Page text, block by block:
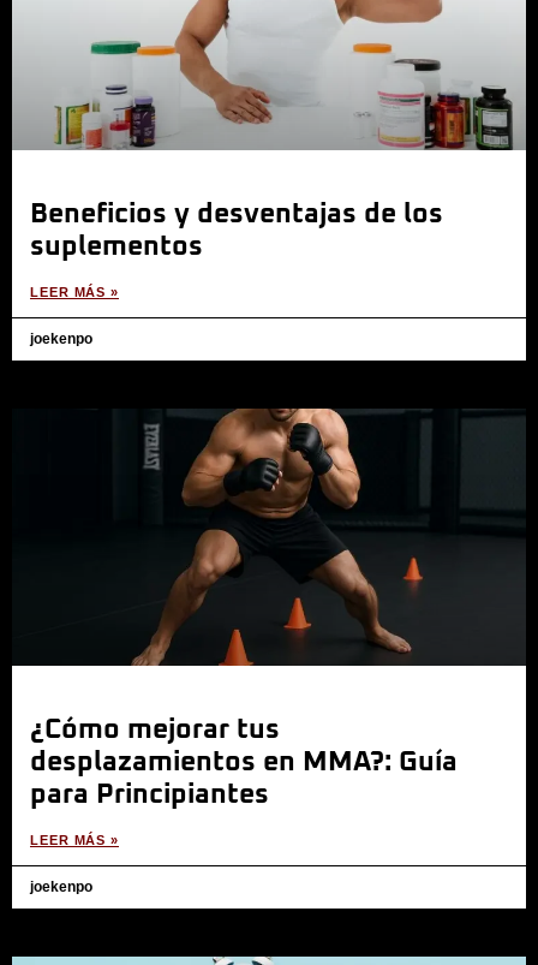
Beneficios y desventajas de los
suplementos
LEER MÁS »
joekenpo
¿Cómo mejorar tus
desplazamientos en MMA?: Guía
para Principiantes
LEER MÁS »
joekenpo